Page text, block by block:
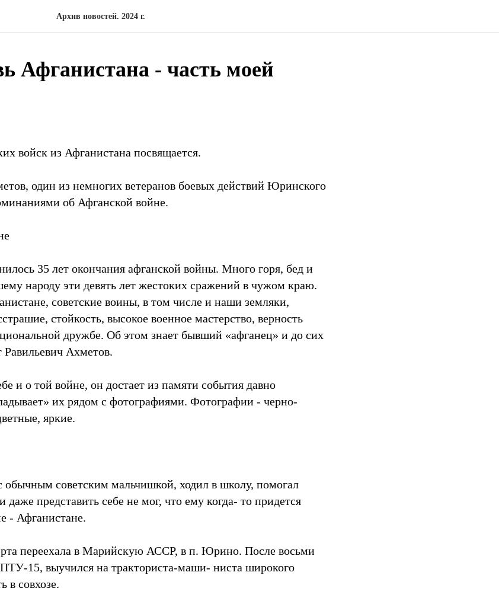
Архив новостей. 2024 г.
Афганистана - часть моей
войск из Афганистана посвящается.
один из немногих ветеранов боевых действий Юринского
об Афганской войне.
35 лет окончания афганской войны. Много горя, бед и
народу эти девять лет жестоких сражений в чужом краю.
советские воины, в том числе и наши земляки,
стойкость, высокое военное мастерство, верность
дружбе. Об этом знает бывший «афганец» и до сих
Ахметов.
и о той войне, он достает из памяти события давно
их рядом с фотографиями. Фотографии - черно-
яркие.
обычным советским мальчишкой, ходил в школу, помогал
даже представить себе не мог, что ему когда- то придется
- Афганистане.
переехала в Марийскую АССР, в п. Юрино. После восьми
15, выучился на тракториста-маши- ниста широкого
в совхозе.